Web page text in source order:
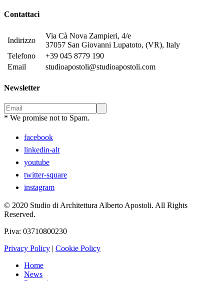
Contattaci
Indirizzo
Via Cà Nova Zampieri, 4/e
37057 San Giovanni Lupatoto, (VR), Italy
Telefono
+39 045 8779 190
Email
studioapostoli@studioapostoli.com
Newsletter
* We promise not to Spam.
facebook
linkedin-alt
youtube
twitter-square
instagram
© 2020 Studio di Architettura Alberto Apostoli. All Rights
Reserved.
P.iva: 03710800230
Privacy Policy | Cookie Policy
Home
News